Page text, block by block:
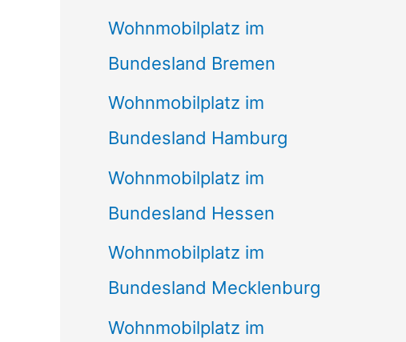
Wohnmobilplatz im
Bundesland Bremen
Wohnmobilplatz im
Bundesland Hamburg
Wohnmobilplatz im
Bundesland Hessen
Wohnmobilplatz im
Bundesland Mecklenburg
Wohnmobilplatz im